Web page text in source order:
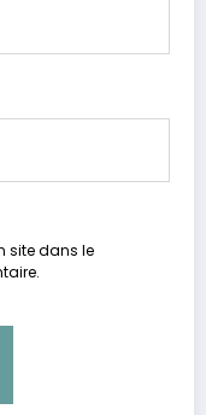
site dans le